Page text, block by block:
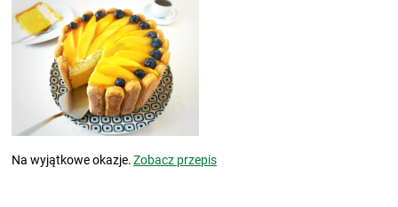
Na wyjątkowe okazje.Zobacz przepis